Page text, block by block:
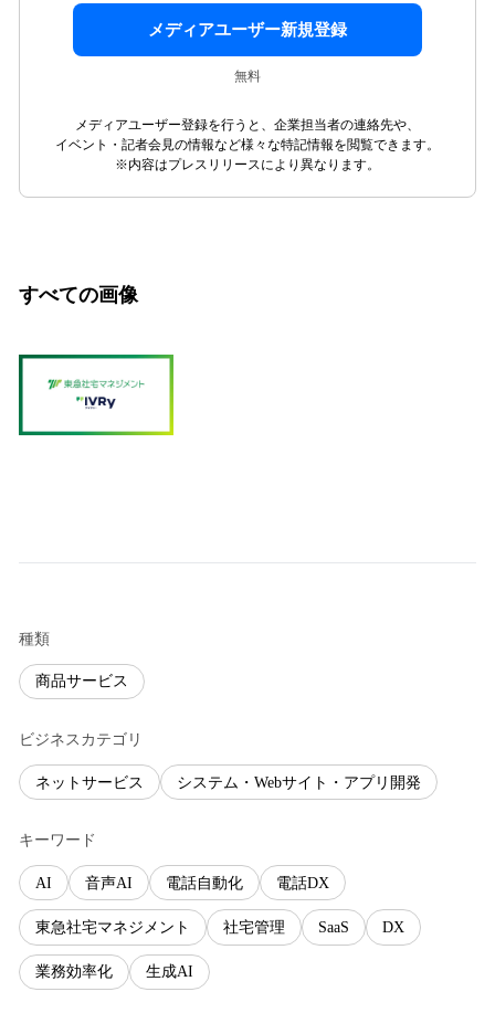
メディアユーザー新規登録
無料
メディアユーザー登録を行うと、企業担当者の連絡先や、
イベント・記者会見の情報など様々な特記情報を閲覧できます。
※内容はプレスリリースにより異なります。
すべての画像
種類
商品サービス
ビジネスカテゴリ
ネットサービス システム・Webサイト・アプリ開発
キーワード
AI 音声AI 電話自動化 電話DX
東急社宅マネジメント 社宅管理 SaaS DX
業務効率化 生成AI